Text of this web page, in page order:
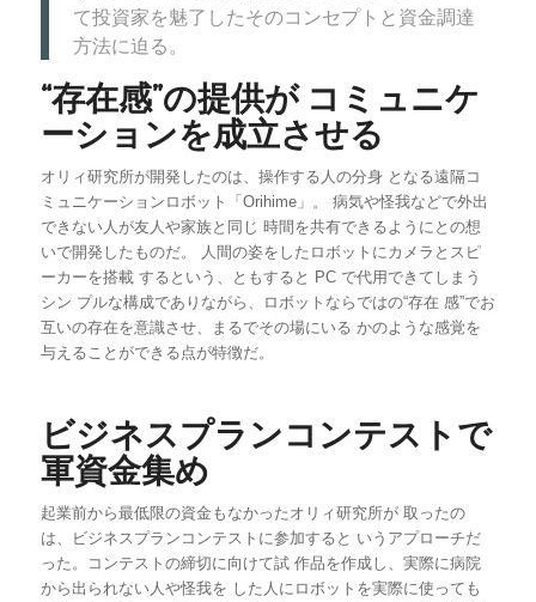
て投資家を魅了したそのコンセプトと資金調達
方法に迫る。
“存在感”の提供が コミュニケ
ーションを成立させる
オリィ研究所が開発したのは、操作する人の分身 となる遠隔コ
ミュニケーションロボット「Orihime」。 病気や怪我などで外出
できない人が友人や家族と同じ 時間を共有できるようにとの想
いで開発したものだ。 人間の姿をしたロボットにカメラとスピ
ーカーを搭載 するという、ともすると PC で代用できてしまう
シン プルな構成でありながら、ロボットならではの“存在 感”でお
互いの存在を意識させ、まるでその場にいる かのような感覚を
与えることができる点が特徴だ。
ビジネスプランコンテストで
軍資金集め
起業前から最低限の資金もなかったオリィ研究所が 取ったの
は、ビジネスプランコンテストに参加すると いうアプローチだ
った。コンテストの締切に向けて試 作品を作成し、実際に病院
から出られない人や怪我を した人にロボットを実際に使っても